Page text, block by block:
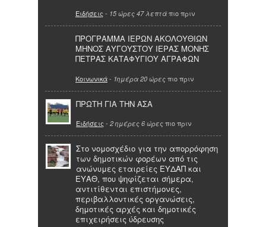
Ειδήσεις - 15 ώρες 47 λεπτά πιο πριν
ΠΡΟΓΡΑΜΜΑ ΙΕΡΩΝ ΑΚΟΛΟΥΘΙΩΝ
ΜΗΝΟΣ ΑΥΓΟΥΣΤΟΥ ΙΕΡΑΣ ΜΟΝΗΣ
ΠΕΤΡΑΣ ΚΑΤΑΦΥΓΙΟΥ ΑΓΡΑΦΩΝ
Κοινωνικά- 1ημέρα 20 ώρες πιο πριν
ΠΡΩΤΗ ΓΙΑ ΤΗΝ ΑΣΑ
Ειδήσεις - 2 ημέρες 6 ώρες πιο πριν
Στο νομοσχέδιο για την απορρόφηση
των δημοτικών φορέων από τις
ανώνυμες εταιρείες ΕΥΔΑΠ και
ΕΥΑΘ, που ψηφίζεται σήμερα,
αντιτίθενται επιστήμονες,
περιβαλλοντικές οργανώσεις,
δημοτικές αρχές και δημοτικές
επιχειρήσεις ύδρευσης